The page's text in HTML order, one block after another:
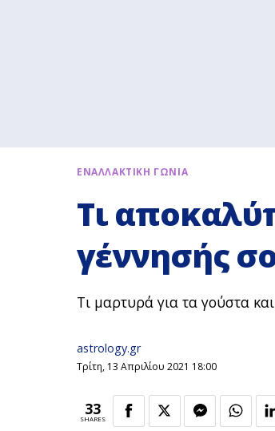
ΕΝΑΛΛΑΚΤΙΚΗ ΓΩΝΙΑ
Τι
γέννησής
Τι μαρτυρά για τα γούστα και
astrology.gr
Τρίτη, 13 Απριλίου 2021 18:00
33
SHARES